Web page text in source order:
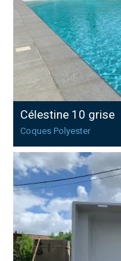
Célestine 10 grise
Coques Polyester